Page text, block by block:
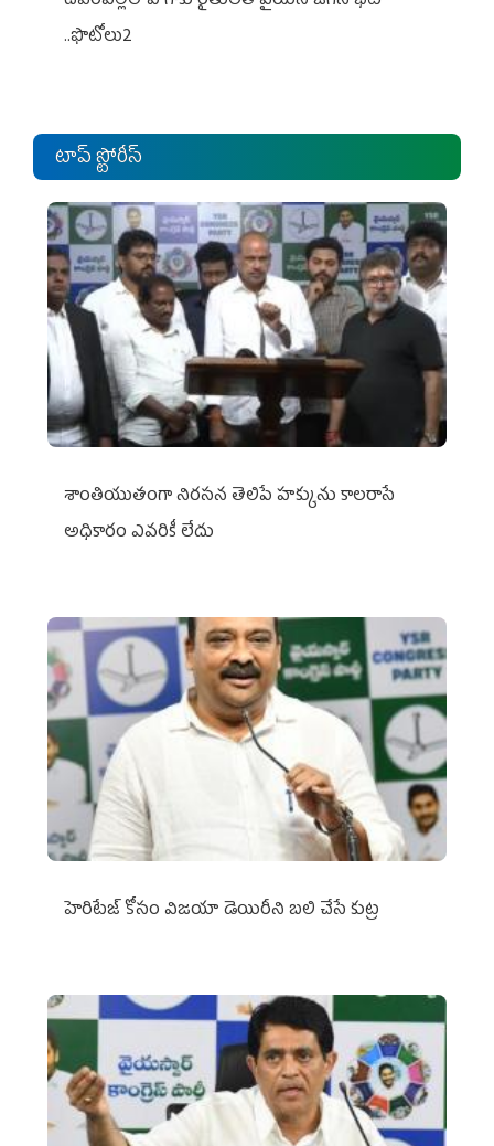
..ఫొటోలు2
టాప్ స్టోరీస్
శాంతియుతంగా నిరసన తెలిపే హక్కును కాలరాసే
అధికారం ఎవరికీ లేదు
హెరిటేజ్ కోసం విజయా డెయిరీని బలి చేసే కుట్ర‌